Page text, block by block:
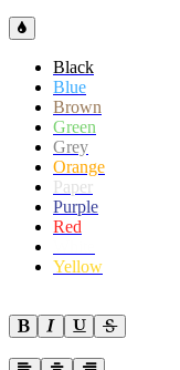
Black
Blue
Brown
Green
Grey
Orange
Paper
Purple
Red
Yellow